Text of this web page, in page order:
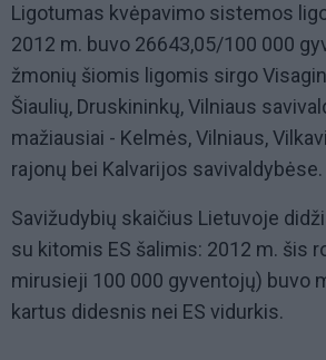
Ligotumas kvėpavimo sistemos
2012 m. buvo 26643,05/100 000
žmonių šiomis ligomis sirgo
Šiaulių, Druskininkų, Vilniaus
mažiausiai - Kelmės, Vilniaus,
rajonų bei Kalvarijos savivaldybėse.
Savižudybių skaičius Lietuvoje
su kitomis ES šalimis: 2012 m. šis
mirusieji 100 000 gyventojų) buvo
kartus didesnis nei ES vidurkis.